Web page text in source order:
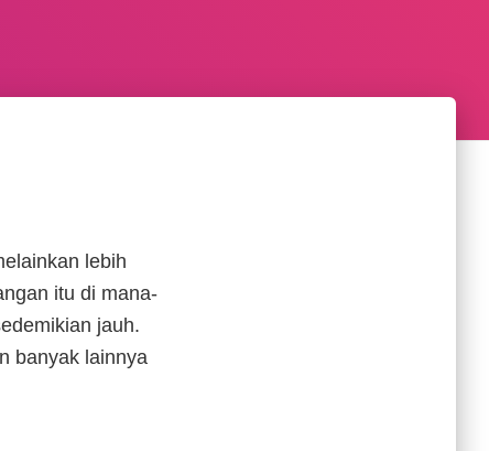
lebih
itu di mana-
jauh.
banyak lainnya